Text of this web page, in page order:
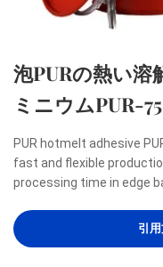
泡PURの熱い溶
ミニウムPUR-
PUR hotmelt adhesive
fast and flexible
processing time in edge
zero-bondline
引